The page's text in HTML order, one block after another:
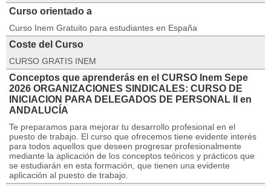
Curso orientado a
Curso Inem Gratuito para estudiantes en España
Coste del Curso
CURSO GRATIS INEM
Conceptos que aprenderás en el CURSO Inem Sepe
2026 ORGANIZACIONES SINDICALES: CURSO DE
INICIACION PARA DELEGADOS DE PERSONAL II en
ANDALUCÍA
Te preparamos para mejorar tu desarrollo profesional en el
puesto de trabajo. El curso que ofrecemos tiene evidente interés
para todos aquellos que deseen progresar profesionalmente
mediante la aplicación de los conceptos teóricos y prácticos que
se estudiarán en esta formación, que tienen una evidente
aplicación al puesto de trabajo.